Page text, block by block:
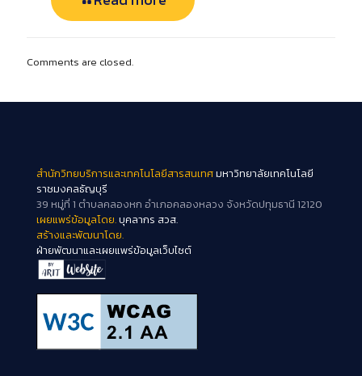
Comments are closed.
สำนักวิทยบริการและเทคโนโลยีสารสนเทศมหาวิทยาลัยเทคโนโลยี
ราชมงคลธัญบุรี
39 หมู่ที่ 1 ตำบลคลองหก อำเภอคลองหลวง จังหวัดปทุมธานี 12120
เผยแพร่ข้อมูลโดย.บุคลากร สวส.
สร้างและพัฒนาโดย.
ฝ่ายพัฒนาและเผยแพร่ข้อมูลเว็บไซต์